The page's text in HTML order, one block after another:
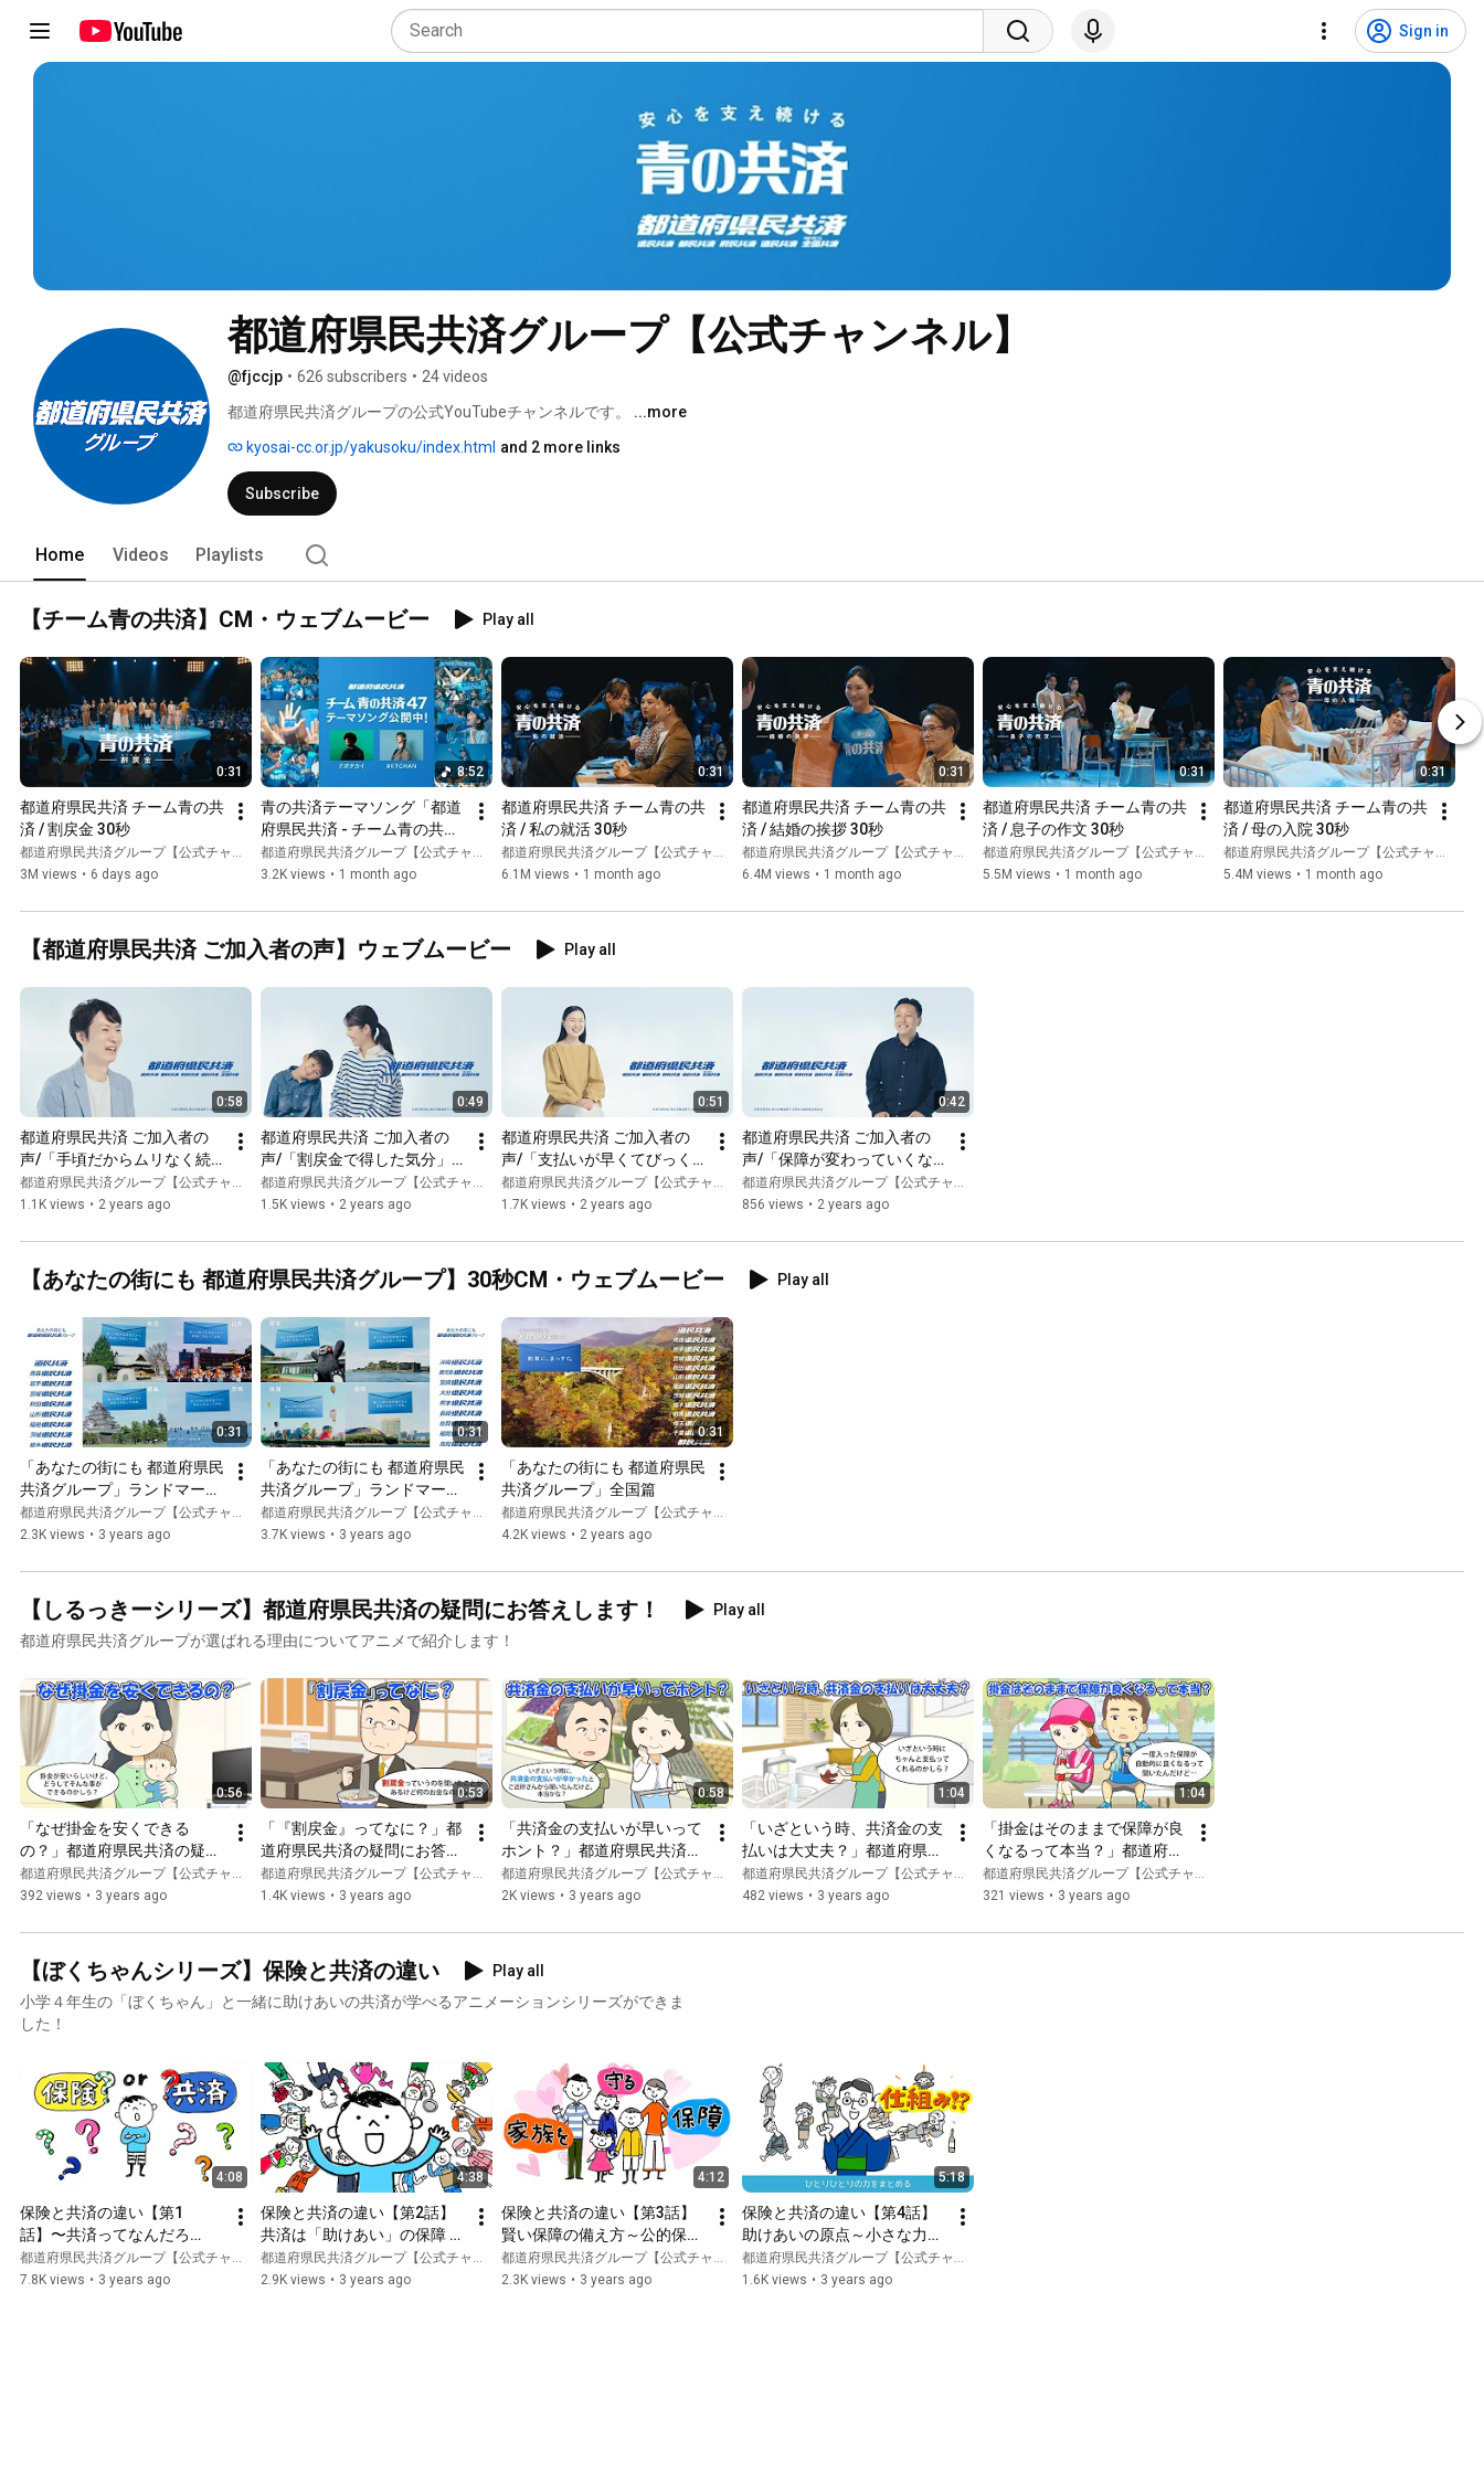
Sign in
都道府県民共済グループ【公式チャンネル】
@fjccjp • 626 subscribers • 24 videos
都道府県民共済グループの公式YouTubeチャンネルです。 ...more
kyosai-cc.or.jp/yakusoku/index.html and 2 more links
Subscribe
Home Videos Playlists
【チーム青の共済】CM・ウェブムービー Play all
0:31
都道府県民共済 チーム青の共
済 / 割戻金 30秒
都道府県民共済グループ【公式チャンネル】
3M views • 6 days ago
8:52
青の共済テーマソング「都道
府県民共済 - チーム青の共済
47」【クボタカイ・
#KTCHAN】
都道府県民共済グループ【公式チャンネル】
3.2K views • 1 month ago
0:31
都道府県民共済 チーム青の共
済 / 私の就活 30秒
都道府県民共済グループ【公式チャンネル】
6.1M views • 1 month ago
0:31
都道府県民共済 チーム青の共
済 / 結婚の挨拶 30秒
都道府県民共済グループ【公式チャンネル】
6.4M views • 1 month ago
0:31
都道府県民共済 チーム青の共
済 / 息子の作文 30秒
都道府県民共済グループ【公式チャンネル】
5.5M views • 1 month ago
0:31
都道府県民共済 チーム青の共
済 / 母の入院 30秒
都道府県民共済グループ【公式チャンネル】
5.4M views • 1 month ago
【都道府県民共済 ご加入者の声】ウェブムービー Play all
0:58
都道府県民共済 ご加入者の
声/「手頃だからムリなく続
けられる」篇
都道府県民共済グループ【公式チャンネル】
1.1K views • 2 years ago
0:49
都道府県民共済 ご加入者の
声/「割戻金で得した気分」
篇
都道府県民共済グループ【公式チャンネル】
1.5K views • 2 years ago
0:51
都道府県民共済 ご加入者の
声/「支払いが早くてびっく
り」篇
都道府県民共済グループ【公式チャンネル】
1.7K views • 2 years ago
0:42
都道府県民共済 ご加入者の
声/「保障が変わっていくな
んてすごい」篇
都道府県民共済グループ【公式チャンネル】
856 views • 2 years ago
【あなたの街にも 都道府県民共済グループ】30秒CM・ウェブムービー Play all
0:31
「あなたの街にも 都道府県民
共済グループ」ランドマーク
篇（北海道→沖縄）
都道府県民共済グループ【公式チャンネル】
2.3K views • 3 years ago
0:31
「あなたの街にも 都道府県民
共済グループ」ランドマーク
篇（沖縄→北海道）
都道府県民共済グループ【公式チャンネル】
3.7K views • 3 years ago
0:31
「あなたの街にも 都道府県民
共済グループ」全国篇
都道府県民共済グループ【公式チャンネル】
4.2K views • 2 years ago
【しるっきーシリーズ】都道府県民共済の疑問にお答えします！
Play all
都道府県民共済グループが選ばれる理由についてアニメで紹介します！
0:56
「なぜ掛金を安くできる
の？」都道府県民共済の疑問
にお答えします！【しるっき
ー】
都道府県民共済グループ【公式チャンネル】
392 views • 3 years ago
0:53
「『割戻金』ってなに？」都
道府県民共済の疑問にお答え
します！【しるっきー】
都道府県民共済グループ【公式チャンネル】
1.4K views • 3 years ago
0:58
「共済金の支払いが早いって
ホント？」都道府県民共済の
疑問にお答えします！【しる
っきー】
都道府県民共済グループ【公式チャンネル】
2K views • 3 years ago
1:04
「いざという時、共済金の支
払いは大丈夫？」都道府県民
共済の疑問にお答えします！
【しるっきー】
都道府県民共済グループ【公式チャンネル】
482 views • 3 years ago
1:04
「掛金はそのままで保障が良
くなるって本当？」都道府県
民共済の疑問にお答えしま
す！【しるっきー】
都道府県民共済グループ【公式チャンネル】
321 views • 3 years ago
【ぼくちゃんシリーズ】保険と共済の違い
Play all
小学４年生の「ぼくちゃん」と一緒に助けあいの共済が学べる アニメーションシリーズができま
した！
4:08
保険と共済の違い【第1
話】〜共済ってなんだろ
う？〜【ぼくちゃん】
都道府県民共済グループ【公式チャンネル】
7.8K views • 3 years ago
4:38
保険と共済の違い【第2話】
共済は「助けあい」の保障 〜
非営利の制度〜【ぼくちゃ
ん】
都道府県民共済グループ【公式チャンネル】
2.9K views • 3 years ago
4:12
保険と共済の違い【第3話】
賢い保障の備え方～公的保障
と共済を活用～【ぼくちゃ
ん】
都道府県民共済グループ【公式チャンネル】
2.3K views • 3 years ago
5:18
保険と共済の違い【第4話】
助けあいの原点～小さな力も
集まれば大きな力に〜【ぼく
ちゃん】
都道府県民共済グループ【公式チャンネル】
1.6K views • 3 years ago